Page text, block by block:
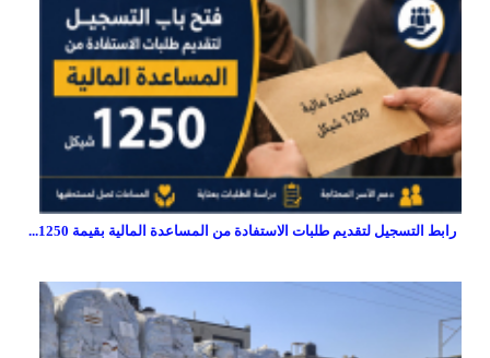
رابط التسجيل لتقديم طلبات الاستفادة من المساعدة المالية بقيمة 1250...